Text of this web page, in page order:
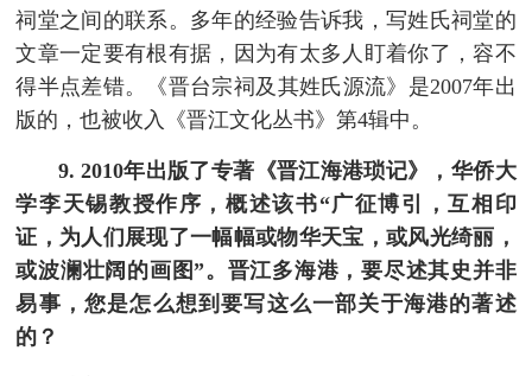
祠堂之间的联系。多年的经验告诉我，写姓氏祠堂的
文章一定要有根有据，因为有太多人盯着你了，容不
得半点差错。《晋台宗祠及其姓氏源流》是2007年出
版的，也被收入《晋江文化丛书》第4辑中。
9. 2010年出版了专著《晋江海港琐记》，华侨大
学李天锡教授作序，概述该书“广征博引，互相印
证，为人们展现了一幅幅或物华天宝，或风光绮丽，
或波澜壮阔的画图”。晋江多海港，要尽述其史并非
易事，您是怎么想到要写这么一部关于海港的著述
的？